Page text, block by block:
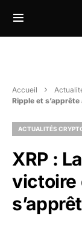
Accueil
Ripple et
ACTUALITÉS
XRP :
victoire